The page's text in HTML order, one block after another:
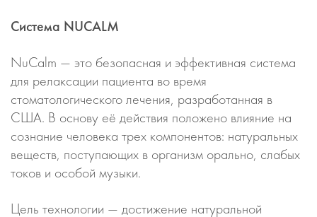
Система NUCALM
NuCalm — это безопасная и эффективная система
для релаксации пациента во время
стоматологического лечения, разработанная в
США. В основу её действия положено влияние на
сознание человека трех компонентов: натуральных
веществ, поступающих в организм орально, слабых
токов и особой музыки.
Цель технологии — достижение натуральной